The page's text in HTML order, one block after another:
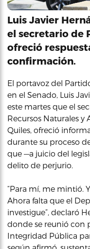
Luis Javier
el secretario de
ofreció
confirmación.
El portavoz del
en el Senado, Luis
este martes que el
Recursos Naturales y
Quiles, ofreció
durante su proceso
que —a juicio del
delito de perjurio.
“Para mí, me mintió.
Ahora falta que el
investigue”, declaró
donde se reunió con
Integridad Pública